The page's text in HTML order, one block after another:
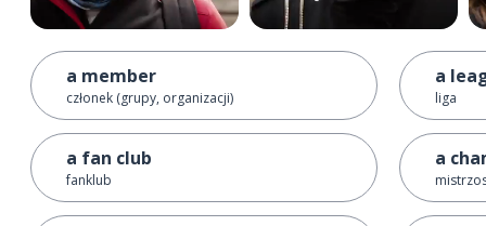
a member
członek (grupy, organizacji)
a fan club
fanklub
a
liga
a